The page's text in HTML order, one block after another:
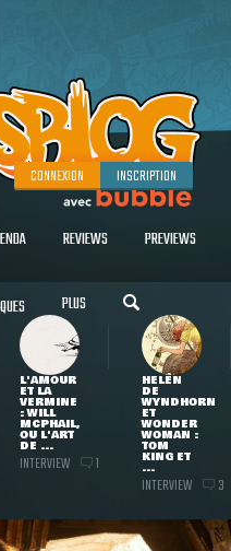
CONNEXION INSCRIPTION
REVIEWS PREVIEWS
PLUS
L'AMOUR
ET LA
VERMINE
: WILL
MCPHAIL,
OU L'ART
DE ...
INTERVIEW 1
HELEN
DE
WYNDHORN
ET
WONDER
WOMAN :
TOM
KING ET
...
INTERVIEW 3